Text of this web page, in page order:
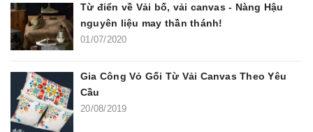
Từ điển về Vải bố, vải canvas - Nàng Hậu
nguyên liệu may thần thánh!
01/07/2020
Gia Công Vỏ Gối Từ Vải Canvas Theo Yêu
Cầu
20/08/2019